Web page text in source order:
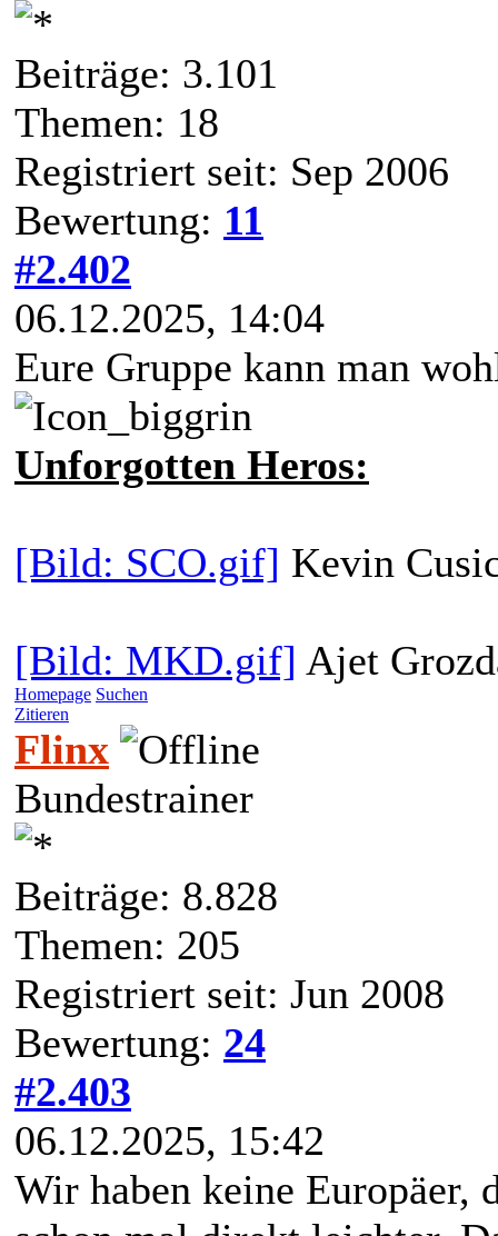
Beiträge: 3.101
Themen: 18
Registriert seit: Sep 2006
Bewertung: 11
#2.402
06.12.2025, 14:04
Eure Gruppe kann man
Unforgotten Heros:
[Bild: SCO.gif] Kevin
[Bild: MKD.gif] Ajet
Homepage Suchen
Zitieren
Flinx
Bundestrainer
Beiträge: 8.828
Themen: 205
Registriert seit: Jun 2008
Bewertung: 24
#2.403
06.12.2025, 15:42
Wir haben keine Europäer,